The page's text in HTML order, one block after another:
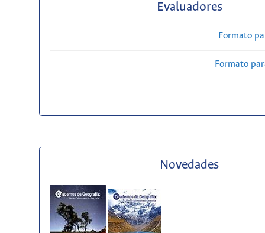
Evaluadores
Formato
Formato
Novedades